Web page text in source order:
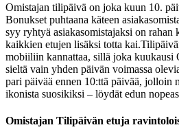
Omistajan tilipäivä on joka kuun 10.
Bonukset puhtaana käteen
syy ryhtyä asiakasomistajaksi on
kaikkien etujen lisäksi totta kai.
mobiiliin kannattaa, sillä joka kuukausi
sieltä vain yhden päivän voimassa
pari päivää ennen 10:ttä päivää, jolloin
ikonista suosikiksi – löydät edun
Omistajan Tilipäivän etuja